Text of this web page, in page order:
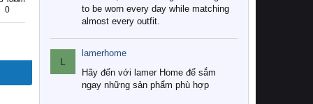
0
to be worn every day while matching
almost every outfit.
L
lamerhome
Hãy đến với lamer Home để sắm
ngay những sản phẩm phù hợp